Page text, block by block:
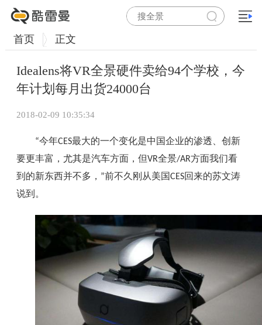
首页 正文
Idealens将VR全景硬件卖给94个学校，今
年计划每月出货24000台
2018-02-09 10:35:34
“今年CES最大的一个变化是中国企业的渗透、创新
要更丰富，尤其是汽车方面，但VR全景/AR方面我们看
到的新东西并不多， ”前不久刚从美国CES回来的苏文涛
说到。